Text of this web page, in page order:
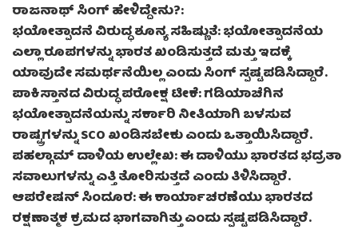
ರಾಜನಾಥ್ ಸಿಂಗ್ ಹೇಳಿದ್ದೇನು?:
ಭಯೋತ್ಪಾದನೆ ವಿರುದ್ಧ ಶೂನ್ಯ ಸಹಿಷ್ಣುತೆ: ಭಯೋತ್ಪಾದನೆಯ
ಎಲ್ಲಾ ರೂಪಗಳನ್ನು ಭಾರತ ಖಂಡಿಸುತ್ತದೆ ಮತ್ತು ಇದಕ್ಕೆ
ಯಾವುದೇ ಸಮರ್ಥನೆಯಿಲ್ಲ ಎಂದು ಸಿಂಗ್ ಸ್ಪಷ್ಟಪಡಿಸಿದ್ದಾರೆ.
ಪಾಕಿಸ್ತಾನದ ವಿರುದ್ಧ ಪರೋಕ್ಷ ಟೀಕೆ: ಗಡಿಯಾಚೆಗಿನ
ಭಯೋತ್ಪಾದನೆಯನ್ನು ಸರ್ಕಾರಿ ನೀತಿಯಾಗಿ ಬಳಸುವ
ರಾಷ್ಟ್ರಗಳನ್ನು SCO ಖಂಡಿಸಬೇಕು ಎಂದು ಒತ್ತಾಯಿಸಿದ್ದಾರೆ.
ಪಹಲ್ಗಾಮ್ ದಾಳಿಯ ಉಲ್ಲೇಖ: ಈ ದಾಳಿಯು ಭಾರತದ ಭದ್ರತಾ
ಸವಾಲುಗಳನ್ನು ಎತ್ತಿ ತೋರಿಸುತ್ತದೆ ಎಂದು ತಿಳಿಸಿದ್ದಾರೆ.
ಆಪರೇಷನ್ ಸಿಂದೂರ: ಈ ಕಾರ್ಯಾಚರಣೆಯು ಭಾರತದ
ರಕ್ಷಣಾತ್ಮಕ ಕ್ರಮದ ಭಾಗವಾಗಿತ್ತು ಎಂದು ಸ್ಪಷ್ಟಪಡಿಸಿದ್ದಾರೆ.